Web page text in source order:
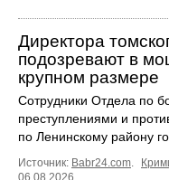
Директора
подозревают в
крупном размере
Сотрудники Отдела по
преступлениями и
по Ленинскому району
Источник: Babr24.com.
06.08.2026